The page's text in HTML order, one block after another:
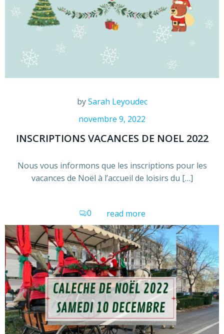
bySarah Leyoudec
novembre 9, 2022
INSCRIPTIONS VACANCES DE NOEL 2022
Nous vous informons que les inscriptions pour les
vacances de Noël à l’accueil de loisirs du […]
0 read more